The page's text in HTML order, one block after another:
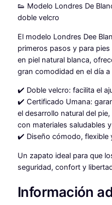
N
D
E
S
2
0
2
5
c
a
n
i
d
d
👟 Modelo Londres De
doble velcro
El modelo Londres Dee
primeros pasos y para
en piel natural blanca,
gran comodidad en el día a
✔️ Doble velcro: facilita el
✔️ Certificado Umana:
el desarrollo natural del
con materiales saludables
✔️ Diseño cómodo, flexible
Un zapato ideal para que
seguridad, confort y
Información